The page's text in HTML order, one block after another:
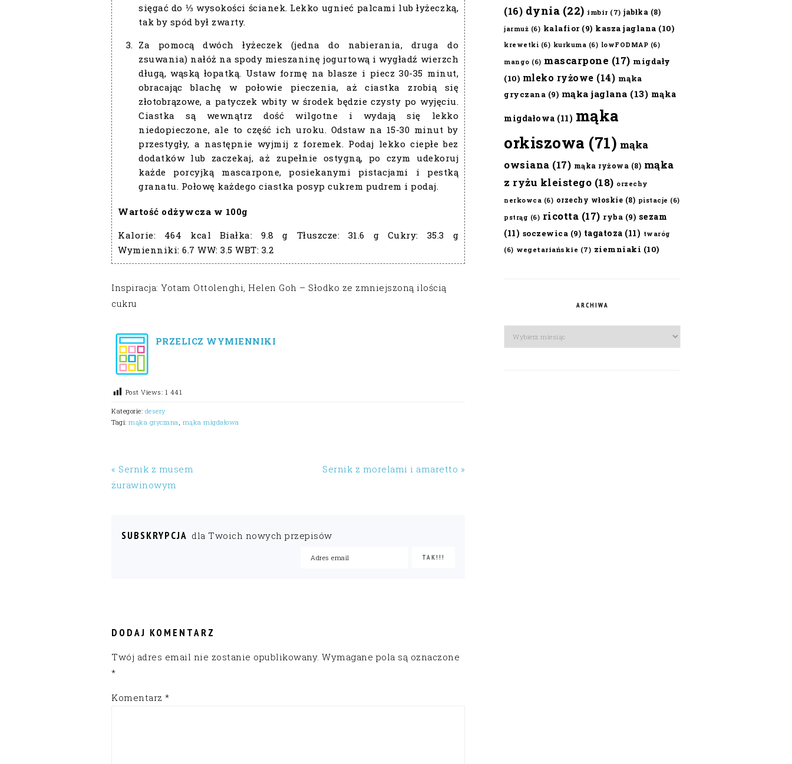
sięgać do ⅓ wysokości ścianek. Lekko ugnieć palcami lub łyżeczką,
tak by spód był zwarty.
Za pomocą dwóch łyżeczek (jedna do nabierania, druga do
zsuwania) nałóż na spody mieszaninę jogurtową i wygładź wierzch
długą, wąską łopatką. Ustaw formę na blasze i piecz 30-35 minut,
obracając blachę w połowie pieczenia, aż ciastka zrobią się
złotobrązowe, a patyczek wbity w środek będzie czysty po wyjęciu.
Ciastka są wewnątrz dość wilgotne i wydają się lekko
niedopieczone, ale to część ich uroku. Odstaw na 15-30 minut by
przestygły, a następnie wyjmij z foremek. Podaj lekko ciepłe bez
dodatków lub zaczekaj, aż zupełnie ostygną, po czym udekoruj
każde porcyjką mascarpone, posiekanymi pistacjami i pestką
granatu. Połowę każdego ciastka posyp cukrem pudrem i podaj.
Wartość odżywcza w 100g
Kalorie: 464 kcal Białka:9.8 g Tłuszcze: 31.6 g Cukry: 35.3 g
Wymienniki: 6.7 WW: 3.5 WBT: 3.2
Inspiracja: Yotam Ottolenghi, Helen Goh – Słodko ze zmniejszoną ilością
cukru
PRZELICZ WYMIENNIKI
Post Views: 1 441
Kategorie: desery
Tagi: mąka gryczana mąka migdałowa
« Sernik z musem
żurawinowym
Sernik z morelami i amaretto »
SUBSKRYPCJA dla Twoich nowych przepisów
DODAJ KOMENTARZ
Twój adres email nie zostanie opublikowany. Wymagane pola są oznaczone
*
Komentarz *
(16) dynia (22) imbir (7) jabłka (8)
jarmuż (6) kalafior(9) kasza jaglana (10)
krewetki (6) kurkuma (6) lowFODMAP (6)
mango (6) mascarpone (17) migdały
(10) mleko ryżowe (14) mąka
gryczana (9) mąka jaglana (13) mąka
migdałowa (11) mąka
orkiszowa (71) mąka
owsiana (17) mąka ryżowa (8) mąka
z ryżu kleistego (18) orzechy
nerkowca (6) orzechy włoskie (8) pistacje (6)
pstrąg (6) ricotta (17) ryba (9) sezam
(11) soczewica (9) tagatoza (11) twaróg
(6) wegetariańskie (7) ziemniaki (10)
ARCHIWA
Archiwa